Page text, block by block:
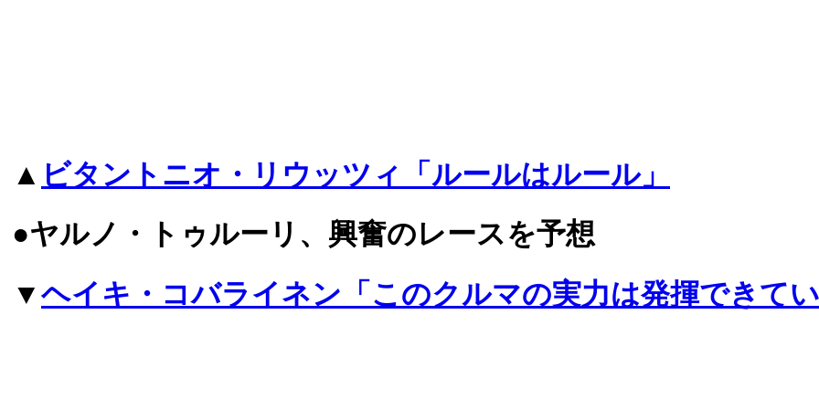
▲ ビタントニオ・リウッツィ「ルールはルール」
●ヤルノ・トゥルーリ、興奮のレースを予想
▼ヘイキ・コバライネン「このクルマの実力は発揮できて